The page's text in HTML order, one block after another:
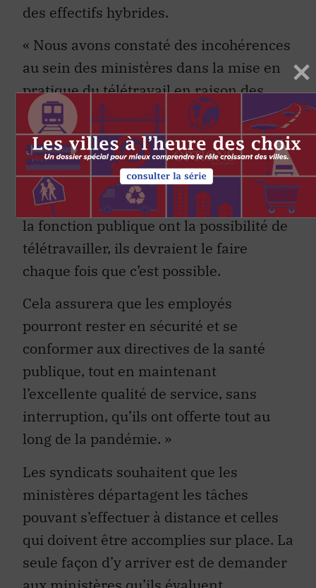
des effectifs hybrides.
« Nous avons constaté des incohérences
au sein des ministères dans la mise en
pratique du télétravail en raison des
directives vagues et du manque
d’orientation du Conseil du Trésor,
indique la lettre des syndicats. Notre
position est claire et conforme à votre
position antérieure : si les employés de
la fonction publique ont la possibilité de
télétravailler, ils devraient le faire
chaque fois que c’est possible.
Cela assurera que les employés
pourront rester en sécurité et se
conformer aux directives de la santé
publique, tout en maintenant
l’excellente qualité de service, sans
interruption, qu’ils ont offerte tout au
long de la pandémie. »
Les syndicats souhaitent que les
ministères départagent les tâches
pouvant s’effectuer à distance et celles
qui doivent être accomplies sur place. La
seule façon d’y arriver est de demander